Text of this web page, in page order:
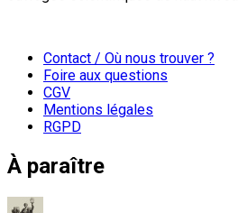
Contact / Où nous trouver ?
Foire aux questions
CGV
Mentions légales
RGPD
À paraître